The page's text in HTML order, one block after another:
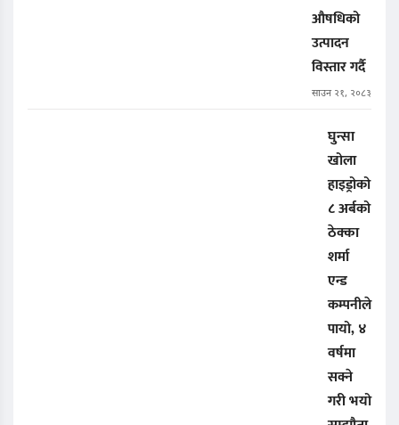
औषधिको
उत्पादन
विस्तार गर्दै
साउन २१, २०८३
घुन्सा
खोला
हाइड्रोको
८ अर्बको
ठेक्का
शर्मा
एन्ड
कम्पनीले
पायो, ४
वर्षमा
सक्ने
गरी भयो